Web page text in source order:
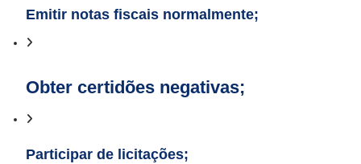
Emitir notas fiscais normalmente;
Obter certidões negativas;
Participar de licitações;